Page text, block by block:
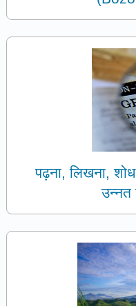
पढ़ना, लिखना,
उन्नत